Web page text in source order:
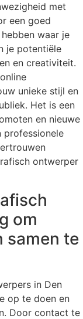
met
een goed
waar je
je potentiële
en creativiteit.
unieke stijl en
Het is een
en nieuwe
professionele
ontwerper
om
samen te
in Den
op te doen en
Door contact te